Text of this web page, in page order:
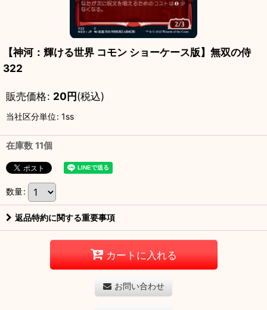
【神河：輝ける世界 コモン ショーケース版】無双の侍
322
販売価格: 20円(税込)
当社区分単位: 1ss
在庫数 11個
数量:
返品特約に関する重要事項
カートに入れる
お問い合わせ